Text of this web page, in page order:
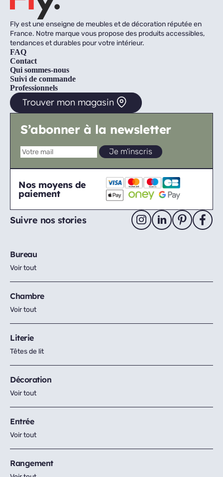
Fly est une enseigne de meubles et de décoration réputée en
France. Notre marque vous propose des produits accessibles,
tendances et durables pour votre intérieur.
FAQ
Contact
Qui sommes-nous
Suivi de commande
Professionnels
Trouver mon magasin
S’abonner à la newsletter
Nos moyens de
paiement
Suivre nos stories
Bureau
Voir tout
Chambre
Voir tout
Literie
Têtes de lit
Décoration
Voir tout
Entrée
Voir tout
Rangement